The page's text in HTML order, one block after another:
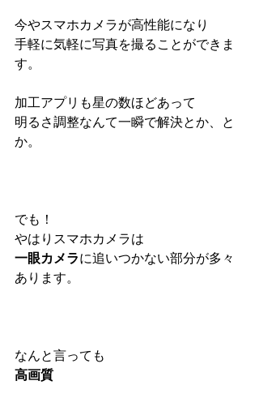
今やスマホカメラが高性能になり
手軽に気軽に写真を撮ることができま
す。
加工アプリも星の数ほどあって
明るさ調整なんて一瞬で解決とか、と
か。
でも！
やはりスマホカメラは
一眼カメラに追いつかない部分が多々
あります。
なんと言っても
高画質